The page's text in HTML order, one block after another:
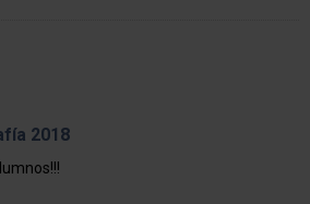
2018